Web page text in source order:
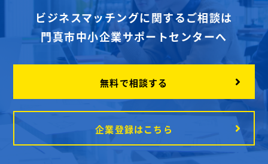
ビジネスマッチングに関するご相談は
門真市中小企業サポートセンターへ
無料で相談する
企業登録はこちら